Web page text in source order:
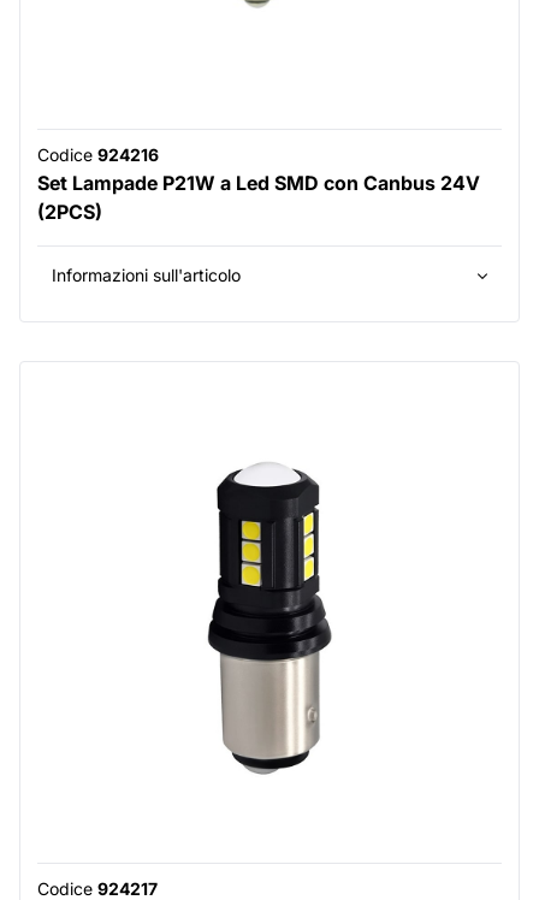
Codice 924216
Set Lampade P21W a Led SMD con Canbus 24V
(2PCS)
Informazioni sull'articolo
Codice 924217